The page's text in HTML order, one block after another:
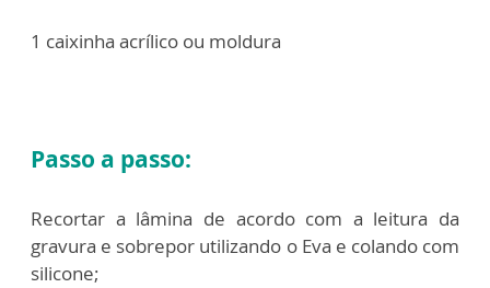
1 caixinha acrílico ou moldura
Passo a passo:
Recortar a lâmina de acordo com a leitura da
gravura e sobrepor utilizando o Eva e colando com
silicone;